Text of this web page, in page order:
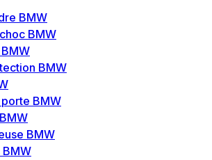
BMW
BMW
BMW
BMW
BMW
BMW